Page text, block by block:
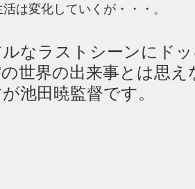
は変化していくが・・・。
ルなラストシーンにド
世界の出来事とは思
池田暁監督です。